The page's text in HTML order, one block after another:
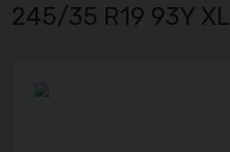
245/35 R19 93Y XL